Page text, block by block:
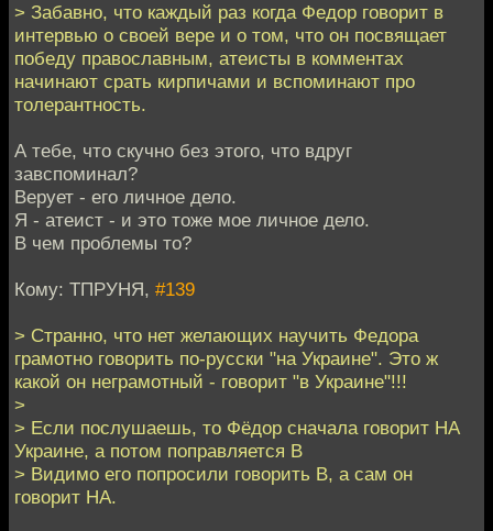
> Забавно, что каждый раз когда Федор говорит в
интервью о своей вере и о том, что он посвящает
победу православным, атеисты в комментах
начинают срать кирпичами и вспоминают про
толерантность.
А тебе, что скучно без этого, что вдруг
завспоминал?
Верует - его личное дело.
Я - атеист - и это тоже мое личное дело.
В чем проблемы то?
Кому: ТПРУНЯ, #139
> Странно, что нет желающих научить Федора
грамотно говорить по-русски "на Украине". Это ж
какой он неграмотный - говорит "в Украине"!!!
>
> Если послушаешь, то Фёдор сначала говорит НА
Украине, а потом поправляется В
> Видимо его попросили говорить В, а сам он
говорит НА.